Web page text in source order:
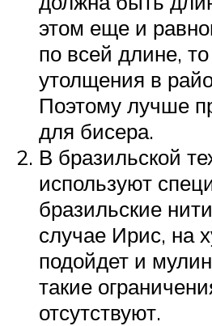
этом еще и
по всей длине,
утолщения в
Поэтому лучше
для бисера.
В бразильской
используют
бразильские
случае Ирис, на
подойдет и
такие
отсутствуют.